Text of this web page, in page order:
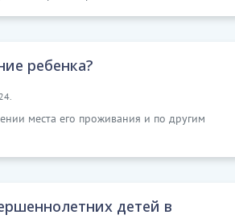
ребенка?
места его проживания и по другим
детей в